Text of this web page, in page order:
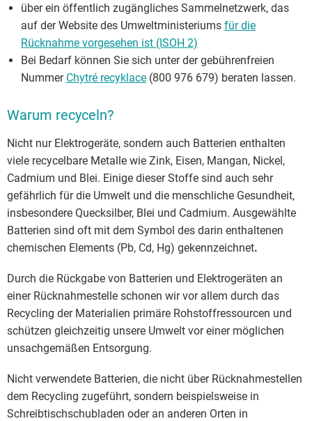
über ein öffentlich zugängliches Sammelnetzwerk, das
auf der Website des Umweltministeriums für die
Rücknahme vorgesehen ist (ISOH 2)
Bei Bedarf können Sie sich unter der gebührenfreien
Nummer Chytré recyklace (800 976 679) beraten lassen.
Warum recyceln?
Nicht nur Elektrogeräte, sondern auch Batterien enthalten
viele recycelbare Metalle wie Zink, Eisen, Mangan, Nickel,
Cadmium und Blei. Einige dieser Stoffe sind auch sehr
gefährlich für die Umwelt und die menschliche Gesundheit,
insbesondere Quecksilber, Blei und Cadmium. Ausgewählte
Batterien sind oft mit dem Symbol des darin enthaltenen
chemischen Elements (Pb, Cd, Hg) gekennzeichnet.
Durch die Rückgabe von Batterien und Elektrogeräten an
einer Rücknahmestelle schonen wir vor allem durch das
Recycling der Materialien primäre Rohstoffressourcen und
schützen gleichzeitig unsere Umwelt vor einer möglichen
unsachgemäßen Entsorgung.
Nicht verwendete Batterien, die nicht über Rücknahmestellen
dem Recycling zugeführt, sondern beispielsweise in
Schreibtischschubladen oder an anderen Orten in